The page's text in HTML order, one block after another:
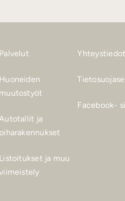
ja
ja muu
Yhteystiedot
Facebook-